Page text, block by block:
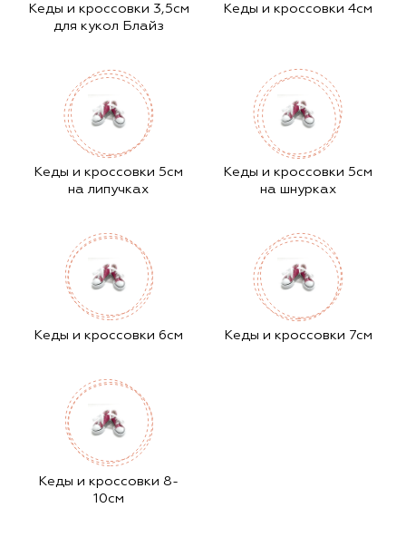
Кеды и кроссовки 3,5см
для кукол Блайз
Кеды и кроссовки 4см
Кеды и кроссовки 5см
на липучках
Кеды и кроссовки 5см
на шнурках
Кеды и кроссовки 6см Кеды и кроссовки 7см
Кеды и кроссовки 8-
10см